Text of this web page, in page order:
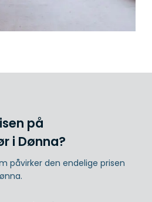
på
i Dønna?
påvirker den endelige prisen